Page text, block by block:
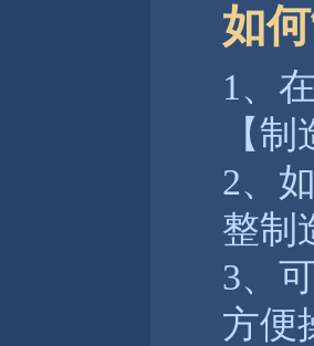
如
1、
【
2、
整制
3、
方便